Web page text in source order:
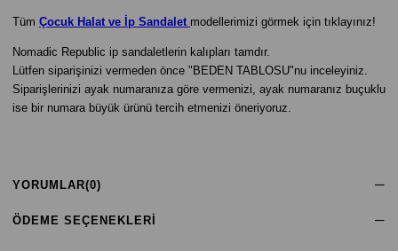
Tüm Çocuk Halat ve İp Sandalet modellerimizi görmek için tıklayınız!
Nomadic Republic ip sandaletlerin kalıpları tamdır.
Lütfen siparişinizi vermeden önce "BEDEN TABLOSU"nu inceleyiniz.
Siparişlerinizi ayak numaranıza göre vermenizi, ayak numaranız buçuklu
ise bir numara büyük ürünü tercih etmenizi öneriyoruz.
YORUMLAR(0)
ÖDEME SEÇENEKLERI